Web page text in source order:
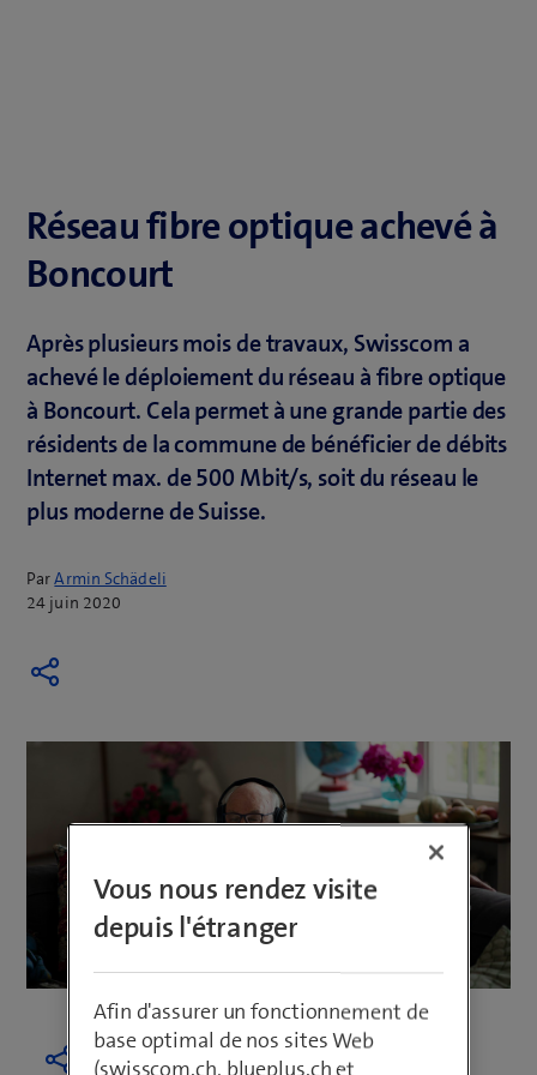
Réseau fibre optique achevé à
Boncourt
Après plusieurs mois de travaux, Swisscom a
achevé le déploiement du réseau à fibre optique
à Boncourt. Cela permet à une grande partie des
résidents de la commune de bénéficier de débits
Internet max. de 500 Mbit/s, soit du réseau le
plus moderne de Suisse.
ParArmin Schädeli
24 juin 2020
Vous nous rendez visite
depuis l'étranger
Afin d'assurer un fonctionnement de
base optimal de nos sites Web